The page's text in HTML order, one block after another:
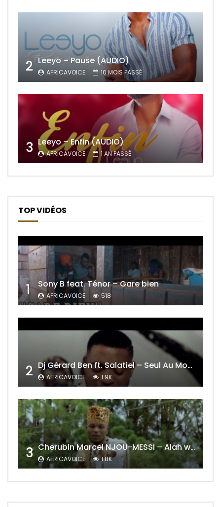
2 Leeyo – Pause (AUDIO)
AFRICAVOICE 10 MOIS PASSÉ
3 Leeyo – Enfin (AUDIO)
AFRICAVOICE 1 AN PASSÉ
TOP VIDÉOS
1 Sony B feat. Ténor – Gare bien
AFRICAVOICE 518
2 Dj Gérard Ben ft. Salatiel – Seul Au Monde Remix
AFRICAVOICE 1.9K
3 Cherubin Marcel NJOU-MESSI – Alah wo ngning
AFRICAVOICE 1.8K